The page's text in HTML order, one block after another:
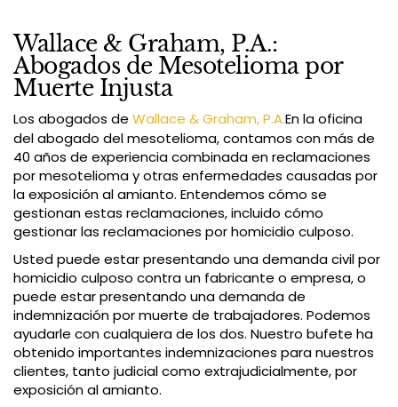
Wallace & Graham, P.A.:
Abogados de Mesotelioma por
Muerte Injusta
Los abogados de Wallace & Graham, P.A.En la oficina
del abogado del mesotelioma, contamos con más de
40 años de experiencia combinada en reclamaciones
por mesotelioma y otras enfermedades causadas por
la exposición al amianto. Entendemos cómo se
gestionan estas reclamaciones, incluido cómo
gestionar las reclamaciones por homicidio culposo.
Usted puede estar presentando una demanda civil por
homicidio culposo contra un fabricante o empresa, o
puede estar presentando una demanda de
indemnización por muerte de trabajadores. Podemos
ayudarle con cualquiera de los dos. Nuestro bufete ha
obtenido importantes indemnizaciones para nuestros
clientes, tanto judicial como extrajudicialmente, por
exposición al amianto.